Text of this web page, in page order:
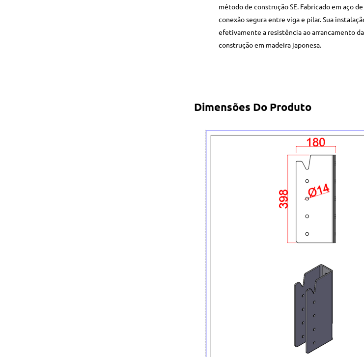
método de construção SE. Fabricado em aço
conexão segura entre viga e pilar. Sua
efetivamente a resistência ao arrancamento
construção em madeira japonesa.
Dimensões Do Produto